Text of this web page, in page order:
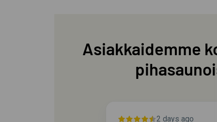
Asiakkaidemme
2 days ago